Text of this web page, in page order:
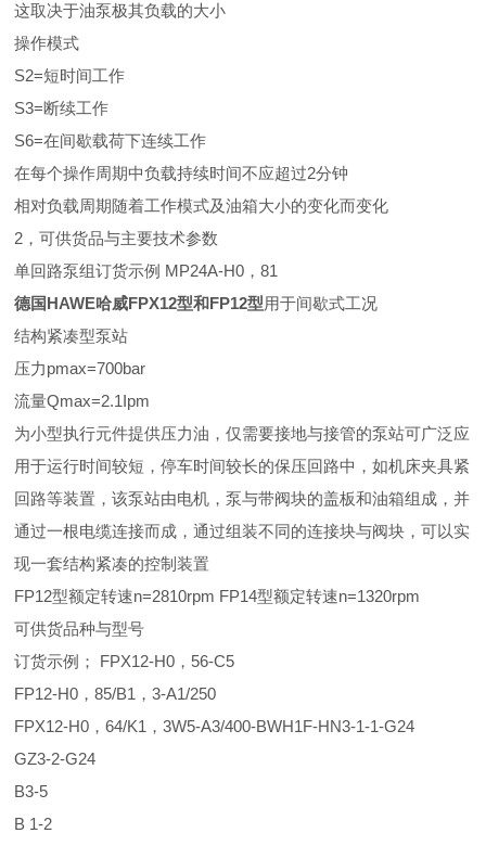
这取决于油泵极其负载的大小
操作模式
S2=短时间工作
S3=断续工作
S6=在间歇载荷下连续工作
在每个操作周期中负载持续时间不应超过2分钟
相对负载周期随着工作模式及油箱大小的变化而变化
2，可供货品与主要技术参数
单回路泵组订货示例 MP24A-H0，81
德国HAWE哈威FPX12型和FP12型用于间歇式工况
结构紧凑型泵站
压力pmax=700bar
流量Qmax=2.1Ipm
为小型执行元件提供压力油，仅需要接地与接管的泵站可广泛应
用于运行时间较短，停车时间较长的保压回路中，如机床夹具紧
回路等装置，该泵站由电机，泵与带阀块的盖板和油箱组成，并
通过一根电缆连接而成，通过组装不同的连接块与阀块，可以实
现一套结构紧凑的控制装置
FP12型额定转速n=2810rpm FP14型额定转速n=1320rpm
可供货品种与型号
订货示例； FPX12-H0，56-C5
FP12-H0，85/B1，3-A1/250
FPX12-H0，64/K1，3W5-A3/400-BWH1F-HN3-1-1-G24
GZ3-2-G24
B3-5
B 1-2